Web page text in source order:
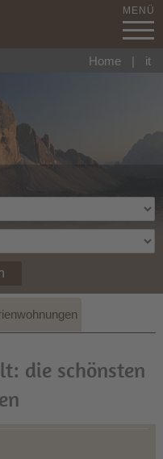
MENÜ
Home | it
die schönsten